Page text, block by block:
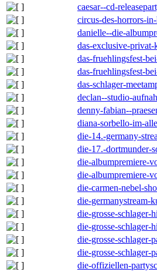
caesar--cd-
circus-des-horrors-
danielle--die-
das-exclusive-
das-fruehlingsfest-
das-fruehlingsfest-
das-schlager-
declan--studio-
denny-fabian--
diana-sorbello-im-
die-14.-germany-
die-17.-dortmunder-
die-albumpremiere-
die-albumpremiere-
die-carmen-nebel-
die-germanystream-
die-grosse-schlager-
die-grosse-schlager-
die-grosse-schlager-
die-grosse-schlager-
die-offiziellen-